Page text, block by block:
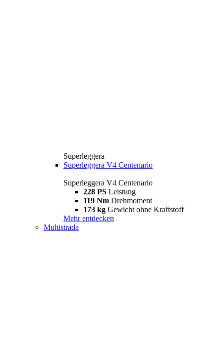
Superleggera
Superleggera V4 Centenario
Superleggera V4 Centenario
228 PS Leistung
119 Nm Drehmoment
173 kg Gewicht ohne Kraftstoff
Mehr entdecken
Multistrada